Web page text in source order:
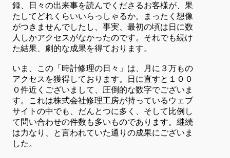
録、日々の出来事を読んでくださるお客様が、果
たしてどれくらいいらっしゃるか。まったく想像
がつきませんでしたし、事実、最初の頃は日に数
人しかアクセスがなかったのです。それでも続け
た結果、劇的な成果を得ております。
いま、この「時計修理の日々」は、月に３万もの
アクセスを獲得しております。日に直すと１００
０件近くございまして、圧倒的な数字でございま
す。これは株式会社修理工房が持っているウェブ
サイトの中でも、だんとつに多く、そして比例し
て問い合わせの件数も多いものであります。継続
は力なり、と言われていた通りの成果にございま
した。